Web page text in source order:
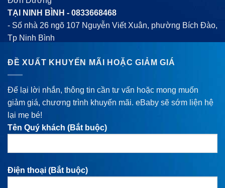
TẠI NINH BÌNH - 0833668468
- Số nhà 26 ngõ 107 Nguyễn Viết Xuân, phường Bích Đào,
Tp Ninh Bình
ĐỀ XUẤT KHUYẾN MÃI HOẶC GIẢM GIÁ
Để lại lời nhắn, thông tin cần tư vấn hoặc mong muốn
giảm giá, chương trình khuyến mãi. eBaby sẽ sớm liện hệ
lại mẹ bé!
Tên Quý khách (Bắt buộc)
Điện thoại (Bắt buộc)